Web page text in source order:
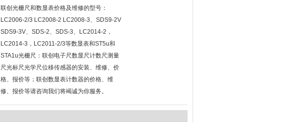
联创光栅尺和数显表价格及维修的型号：
LC2006-2/3 LC2008-2 LC2008-3、SDS9-2V
SDS9-3V、SDS-2、SDS-3、LC2014-2，
LC2014-3，LC2011-2/3等数显表和ST5u和
STA1u光栅尺：联创电子尺数显尺计数尺测量
尺光标尺光学尺位移传感器的安装、维修、价
格、报价等；联创数显表计数器的价格、维
修、报价等请咨询我们将竭诚为你服务。